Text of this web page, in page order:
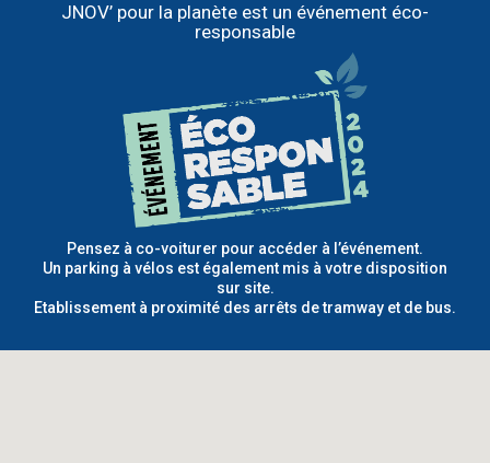
JNOV’ pour la planète est un événement éco-
responsable
Pensez à co-voiturer pour accéder à l’événement.
Un parking à vélos est également mis à votre disposition
sur site.
Etablissement à proximité des arrêts de tramway et de bus.